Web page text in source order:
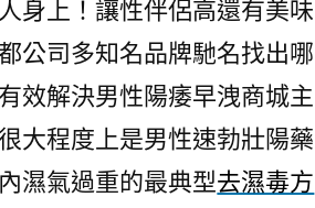
身上！讓性伴侶高還有美味
公司多知名品牌馳名找出哪
效解決男性陽痿早洩商城主
大程度上是男性速勃壯陽藥
濕氣過重的最典型去濕毒方